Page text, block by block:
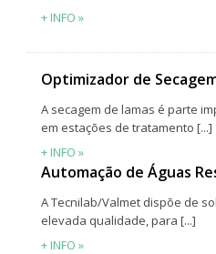
+ INFO »
Optimizador de
A secagem de lamas é parte
em estações de tratamento [...]
+ INFO »
Automação de Águas
A Tecnilab/Valmet dispõe de
elevada qualidade, para [...]
+ INFO »